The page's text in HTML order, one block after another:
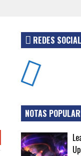
REDES
NOTAS